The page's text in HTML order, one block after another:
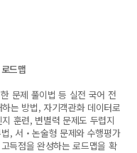
드맵
문제 풀이법 등 실전 국어 전
는 방법, 자기객관화 데이터로
훈련, 변별력 문제도 두렵지
, 서‧논술형 문제와 수행평가
득점을 완성하는 로드맵을 확